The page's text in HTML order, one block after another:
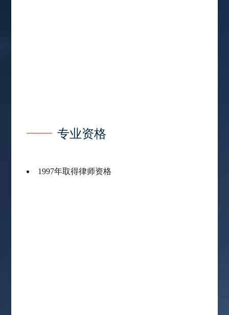
专业资格
1997年取得律师资格